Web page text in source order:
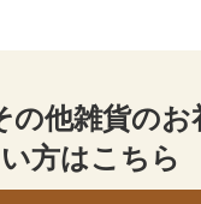
の他雑貨の
方はこちら